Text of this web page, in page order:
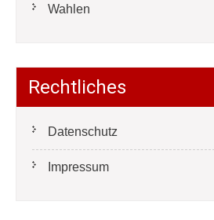
Wahlen
Rechtliches
Datenschutz
Impressum